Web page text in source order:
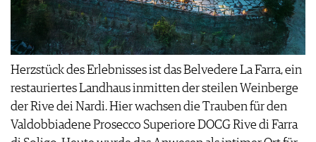
Herzstück des Erlebnisses ist das Belvedere La Farra, ein
restauriertes Landhaus inmitten der steilen Weinberge
der Rive dei Nardi. Hier wachsen die Trauben für den
Valdobbiadene Prosecco Superiore DOCG Rive di Farra